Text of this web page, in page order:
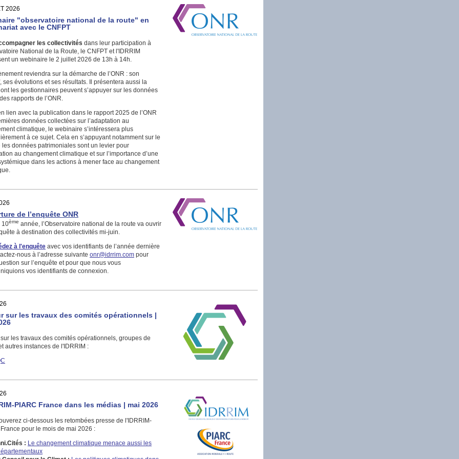
2026
"observatoire national de la route" en
avec le CNFPT
les collectivités dans leur participation à
National de la Route, le CNFPT et l'IDRRIM
un webinaire le 2 juillet 2026 de 13h à 14h.
reviendra sur la démarche de l’ONR : son
ses évolutions et ses résultats. Il présentera aussi la
les gestionnaires peuvent s’appuyer sur les données
rapports de l’ONR.
lien avec la publication dans le rapport 2025 de l’ONR
données collectées sur l’adaptation au
climatique, le webinaire s’intéressera plus
à ce sujet. Cela en s’appuyant notamment sur le
les données patrimoniales sont un levier pour
au changement climatique et sur l’importance d’une
dans les actions à mener face au changement
de l’enquête ONR
10ème année, l’Observatoire national de la route va ouvrir
à destination des collectivités mi-juin.
à l'enquête avec vos identifiants de l’année dernière
nous à l’adresse suivante onr@idrrim.com pour
sur l’enquête et pour que nous vous
vos identifiants de connexion.
sur les travaux des comités opérationnels |
les travaux des comités opérationnels, groupes de
autres instances de l'IDRRIM :
PIARC France dans les médias | mai 2026
ci-dessous les retombées presse de l'IDRRIM-
pour le mois de mai 2026 :
: Le changement climatique menace aussi les